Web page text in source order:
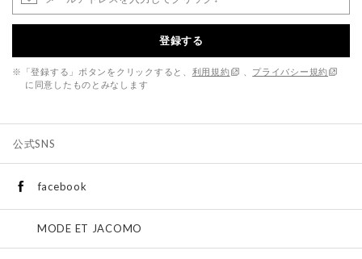
登録する
※「登録する」ボタンをクリックすると、 利用規約
プライバシー規約
に同意したものとみなします
公式SNS
facebook
MODE ET JACOMO